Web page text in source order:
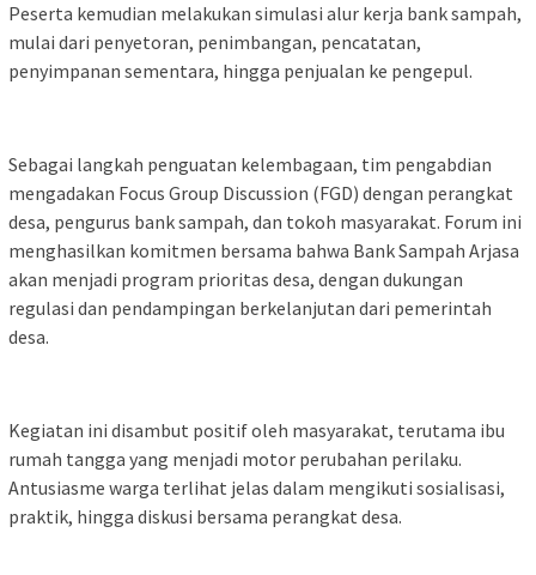
Peserta kemudian melakukan simulasi alur kerja bank sampah,
mulai dari penyetoran, penimbangan, pencatatan,
penyimpanan sementara, hingga penjualan ke pengepul.
Sebagai langkah penguatan kelembagaan, tim pengabdian
mengadakan Focus Group Discussion (FGD) dengan perangkat
desa, pengurus bank sampah, dan tokoh masyarakat. Forum ini
menghasilkan komitmen bersama bahwa Bank Sampah Arjasa
akan menjadi program prioritas desa, dengan dukungan
regulasi dan pendampingan berkelanjutan dari pemerintah
desa.
Kegiatan ini disambut positif oleh masyarakat, terutama ibu
rumah tangga yang menjadi motor perubahan perilaku.
Antusiasme warga terlihat jelas dalam mengikuti sosialisasi,
praktik, hingga diskusi bersama perangkat desa.